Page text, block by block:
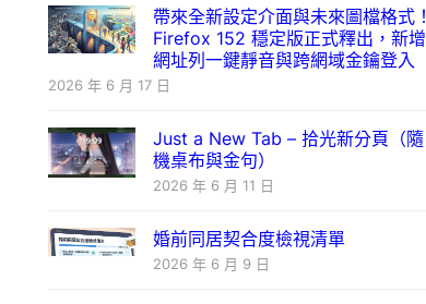
帶來全新設定介面與未來圖檔格式！
Firefox 152 穩定版正式釋出，新增
網址列一鍵靜音與跨網域金鑰登入
2026 年 6 月 17 日
Just a New Tab – 拾光新分頁（隨
機桌布與金句）
2026 年 6 月 11 日
婚前同居契合度檢視清單
2026 年 6 月 9 日